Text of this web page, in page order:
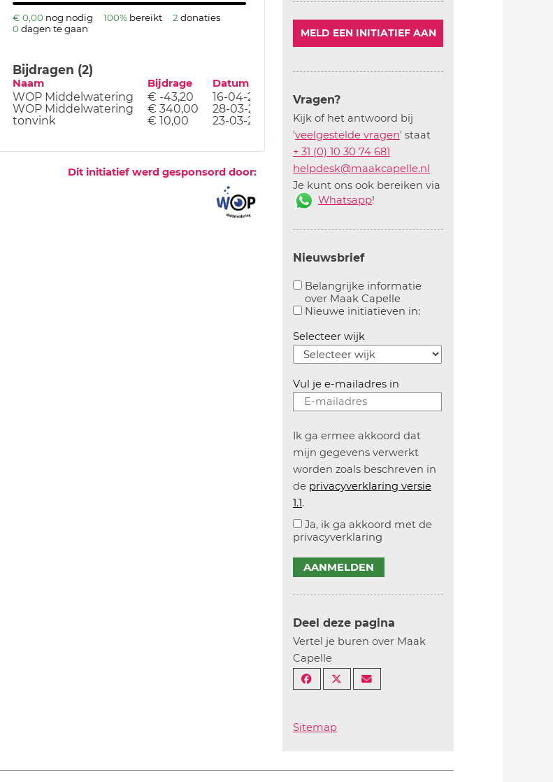
€ 0,00 nog nodig 100% bereikt 2 donaties
0 dagen te gaan
Bijdragen (2)
Naam Bijdrage Datum
WOP Middelwatering € -43,20
16-04-25
WOP Middelwatering
€ 340,00
28-03-25
tonvink
€ 10,00 23-03-25
Dit initiatief werd gesponsord door:
MELD EEN INITIATIEF AAN
Vragen?
Kijk of het antwoord bij
'veelgestelde vragen' staat
+ 31 (0) 10 30 74 681
helpdesk@maakcapelle.nl
Je kunt ons ook bereiken via
Whatsapp!
Nieuwsbrief
Belangrijke informatie
over Maak Capelle
Aanvinken om belangrijke informatie over
Nieuwe initiatieven in:Aanvinken om
Selecteer wijk
Vul je e-mailadres in
Ik ga ermee akkoord dat
mijn gegevens verwerkt
worden zoals beschreven in
de privacyverklaring versie
1.1.
Ja, ik ga akkoord met de
privacyverklaring
AANMELDEN
Deel deze pagina
Vertel je buren over Maak
Capelle
Sitemap